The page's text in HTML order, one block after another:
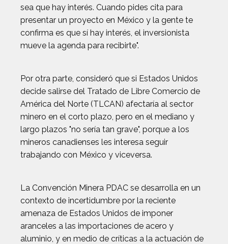
sea que hay interés. Cuando pides cita para
presentar un proyecto en México y la gente te
confirma es que sí hay interés, el inversionista
mueve la agenda para recibirte".
Por otra parte, consideró que si Estados Unidos
decide salirse del Tratado de Libre Comercio de
América del Norte (TLCAN) afectaría al sector
minero en el corto plazo, pero en el mediano y
largo plazos "no sería tan grave", porque a los
mineros canadienses les interesa seguir
trabajando con México y viceversa.
La Convención Minera PDAC se desarrolla en un
contexto de incertidumbre por la reciente
amenaza de Estados Unidos de imponer
aranceles a las importaciones de acero y
aluminio, y en medio de críticas a la actuación de